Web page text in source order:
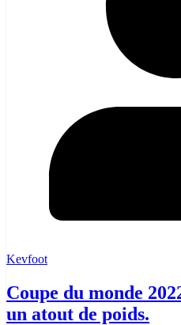
Kevfoot
Coupe du monde
un atout de poids.